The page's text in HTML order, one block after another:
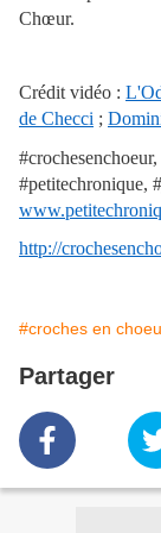
Chœur.
Crédit vidéo :
de Checci ;
#petitechronique,
http://
#croches en
Partager